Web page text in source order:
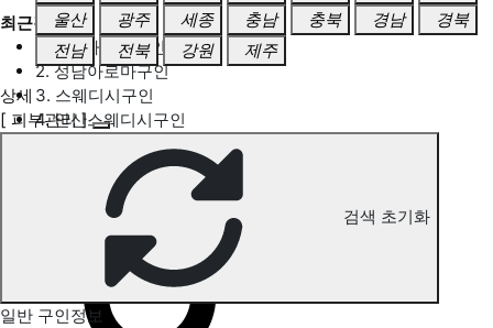
최근검색어
1. 일산마사지구인
2. 성남아로마구인
3. 스웨디시구인
4. 안산스웨디시구인
시흥 피부관리 구인정보
울산
광주 세종 충남 충북 경남
경북
전남
전북 강원 제주
상세
[ 피부관리 ]
검색 초기화
일반 구인정보